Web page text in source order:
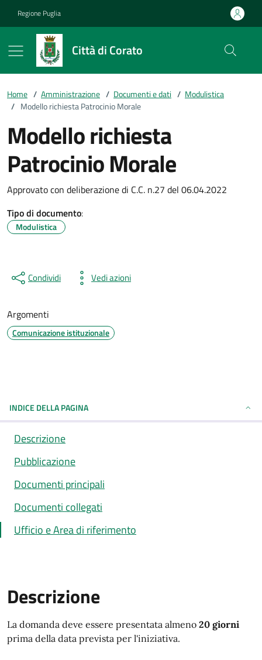
Regione Puglia
Città di Corato
Home / Amministrazione / Documenti e dati / Modulistica
/ Modello richiesta Patrocinio Morale
Modello richiesta
Patrocinio Morale
Approvato con deliberazione di C.C. n.27 del 06.04.2022
Tipo di documento:
Modulistica
Condividi Vedi azioni
Argomenti
Comunicazione istituzionale
INDICE DELLA PAGINA
Descrizione
Pubblicazione
Documenti principali
Documenti collegati
Ufficio e Area di riferimento
Descrizione
Descrizione
La domanda deve essere presentata almeno 20 giorni
prima della data prevista per l'iniziativa.